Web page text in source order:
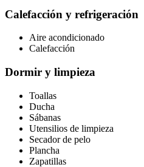
Calefacción y refrigeración
Aire acondicionado
Calefacción
Dormir y limpieza
Toallas
Ducha
Sábanas
Utensilios de limpieza
Secador de pelo
Plancha
Zapatillas